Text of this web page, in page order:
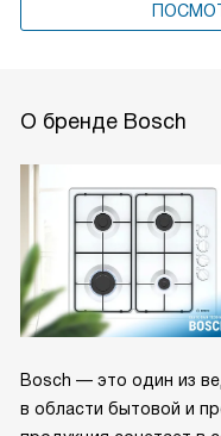
О бренде Bosch
Bosch — это один из
в области бытовой и